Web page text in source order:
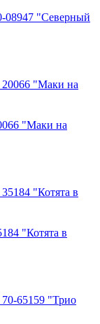
08947 "Северный
"Маки на
"Котята в